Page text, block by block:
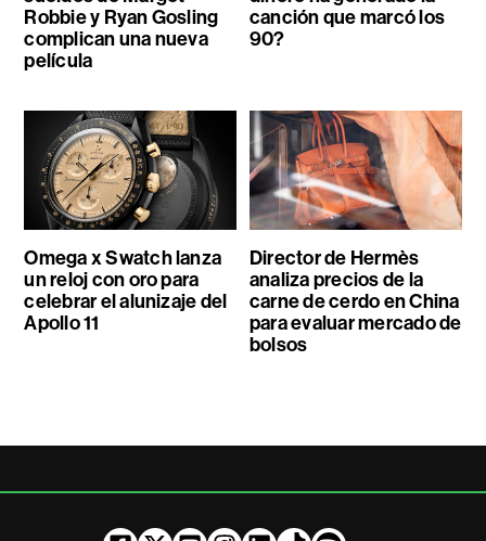
Robbie y Ryan Gosling
complican una nueva
película
canción que marcó los
90?
Omega x Swatch lanza
un reloj con oro para
celebrar el alunizaje del
Apollo 11
Director de Hermès
analiza precios de la
carne de cerdo en China
para evaluar mercado de
bolsos